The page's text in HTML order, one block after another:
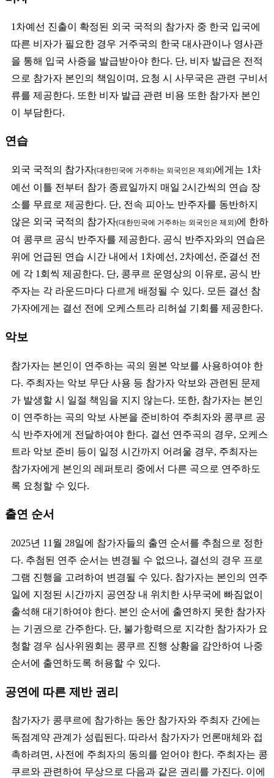
1차예선 진출이 확정된 외국 국적의 참가자 중 한국 입국에
따른 비자가 필요한 경우 거주국의 한국 대사관이나 영사관
을 통해 입국 사증을 발급받아야 한다. 단, 비자 발급은 전적
으로 참가자 본인의 책임이며, 요청 시 사무국은 관련 구비서
류를 제공한다. 또한 비자 발급 관련 비용 또한 참가자 본인
이 부담한다.
연습
외국 국적의 참가자(대한민국에 거주하는 외국인은 제외)에게는 1차
예선 이틀 전부터 참가 종료일까지 매일 2시간씩의 연습 장
소를 무료로 제공한다. 단, 전속 피아노 반주자를 동반하지
않은 외국 국적의 참가자(대한민국에 거주하는 외국인은 제외)에 한하
여 콩쿠르 공식 반주자를 제공한다. 공식 반주자와의 연습은
위에 언급된 연습 시간 내에서 1차예선, 2차예선, 준결선 전
에 각 1회씩 제공한다. 단, 콩쿠르 운영상의 이유로, 공식 반
주자는 각 라운드마다 다르게 배정될 수 있다. 모든 결선 참
가자에게는 결선 전에 오케스트라 리허설 기회를 제공한다.
악보
참가자는 본인이 연주하는 곡의 원본 악보를 사용하여야 한
다. 주최자는 악보 무단 사용 등 참가자 악보와 관련된 문제
가 발생할 시 일절 책임을 지지 않는다. 또한, 참가자는 본인
이 연주하는 곡의 악보 사본을 준비하여 주최자와 콩쿠르 공
식 반주자에게 전달하여야 한다. 결선 연주곡의 경우, 오케스
트라 악보 준비 등이 일정 시간까지 어려울 경우, 주최자는
참가자에게 본인의 레퍼토리 중에서 다른 곡으로 연주하도
록 요청할 수 있다.
출연 순서
2025년 11월 28일에 참가자들의 출연 순서를 추첨으로 정한
다. 추첨된 연주 순서는 변경될 수 없으나, 결선의 경우 프로
그램 진행을 고려하여 변경될 수 있다. 참가자는 본인의 연주
일에 지정된 시간까지 공연장 내 위치한 사무국에 빠짐없이
출석해 대기하여야 한다. 본인 순서에 출연하지 못한 참가자
는 기권으로 간주한다. 단, 불가항력으로 지각한 참가자가 요
청할 경우 심사위원회는 콩쿠르 진행 상황을 감안하여 나중
순서에 출연하도록 허용할 수 있다.
공연에 따른 제반 권리
참가자가 콩쿠르에 참가하는 동안 참가자와 주최자 간에는
독점계약 관계가 성립된다. 따라서 참가자가 언론매체와 접
촉하려면, 사전에 주최자의 동의를 얻어야 한다. 주최자는 콩
쿠르와 관련하여 무상으로 다음과 같은 권리를 가진다. 이에